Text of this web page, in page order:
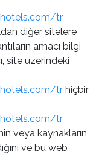
tr
diğer sitelere
amacı bilgi
site üzerindeki
tr hiçbir
tr
veya kaynakların
ve bu web